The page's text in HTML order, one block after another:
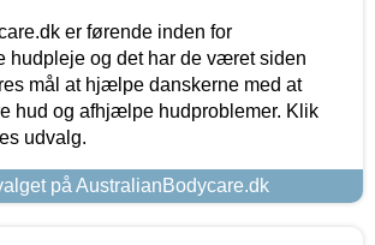
er førende inden for
hudpleje og det har de været siden
mål at hjælpe danskerne med at
hud og afhjælpe hudproblemer. Klik
udvalg.
på AustralianBodycare.dk